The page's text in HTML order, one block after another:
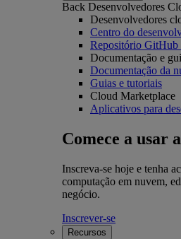
Back Desenvolvedores
Desenvolvedores
Centro do
Repositório GitHub
Documentação e
Documentação da
Guias e tutoriais
Cloud Marketplace
Aplicativos para
Comece a usar
Inscreva-se hoje e tenha
computação em nuvem,
negócio.
Inscrever-se
Recursos